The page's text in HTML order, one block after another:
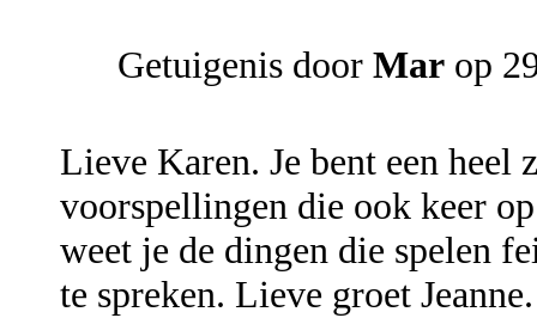
Getuigenis door Mar op
Lieve Karen. Je bent een
voorspellingen die ook keer
weet je de dingen die spelen
te spreken. Lieve groet Jeanne.